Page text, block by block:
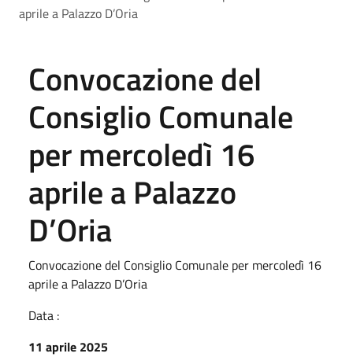
aprile a Palazzo D’Oria
Convocazione del
Consiglio Comunale
per mercoledì 16
aprile a Palazzo
D’Oria
Convocazione del Consiglio Comunale per mercoledì 16
aprile a Palazzo D’Oria
Data :
11 aprile 2025